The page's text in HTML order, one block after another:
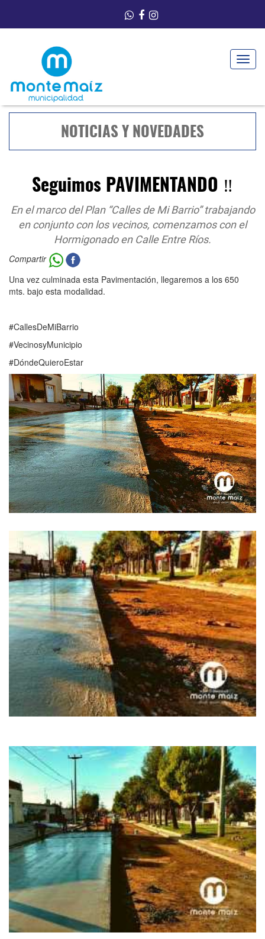
Toggle
NOTICIAS Y NOVEDADES
Seguimos PAVIMENTANDO ‼️
En el marco del Plan “Calles de Mi Barrio” trabajando
en conjunto con los vecinos, comenzamos con el
Hormigonado en Calle Entre Ríos.
Compartir
Una vez culminada esta Pavimentación, llegaremos a los 650
mts. bajo esta modalidad.
#CallesDeMiBarrio
#VecinosyMunicipio
#DóndeQuieroEstar